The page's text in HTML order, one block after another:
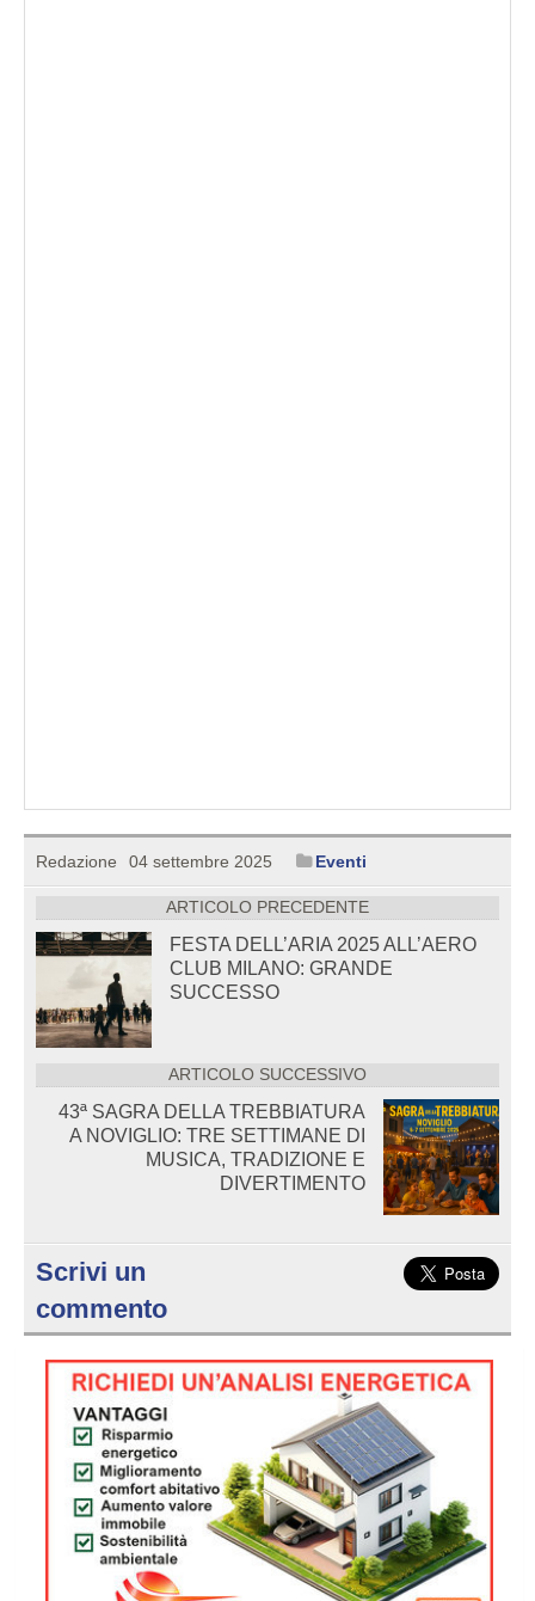
Redazione 04 settembre 2025 Eventi
ARTICOLO PRECEDENTE
FESTA DELL’ARIA 2025 ALL’AERO
CLUB MILANO: GRANDE
SUCCESSO
ARTICOLO SUCCESSIVO
43ª SAGRA DELLA TREBBIATURA
A NOVIGLIO: TRE SETTIMANE DI
MUSICA, TRADIZIONE E
DIVERTIMENTO
Scrivi un
commento